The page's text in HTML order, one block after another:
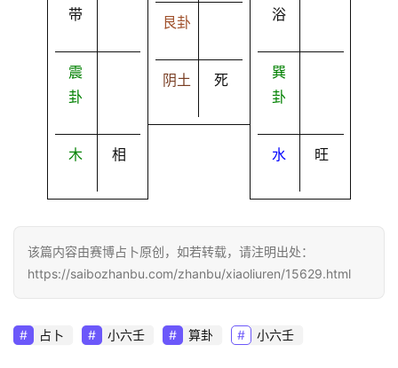
带
震
卦
木 相
艮卦
阴土 死
浴
巽
卦
水 旺
该篇内容由赛博占卜原创，如若转载，请注明出处：
https://saibozhanbu.com/zhanbu/xiaoliuren/15629.html
占卜 小六壬 算卦 小六壬